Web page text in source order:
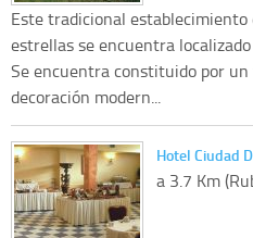
Este tradicional
estrellas se encuentra
Se encuentra constituido por
decoración modern...
Hotel Ciudad
a 3.7 Km